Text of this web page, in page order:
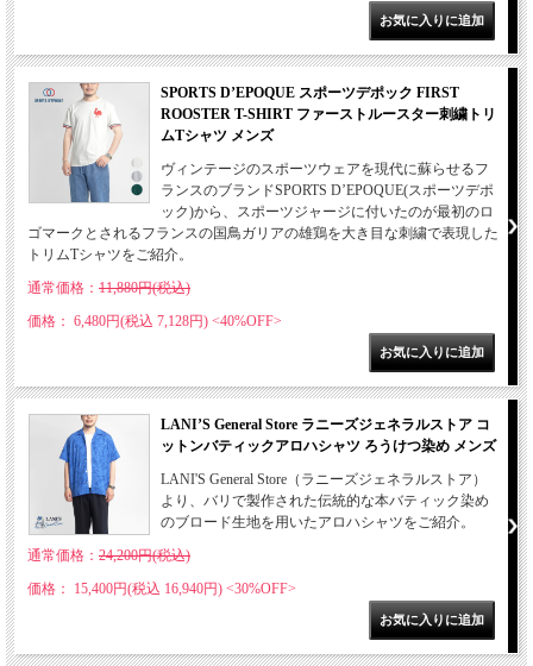
SPORTS D’EPOQUE スポーツデポック FIRST
ROOSTER T-SHIRT ファーストルースター刺繍トリ
ムTシャツ メンズ
ヴィンテージのスポーツウェアを現代に蘇らせるフ
ランスのブランドSPORTS D’EPOQUE(スポーツデポ
ック)から、スポーツジャージに付いたのが最初のロ
ゴマークとされるフランスの国鳥ガリアの雄鶏を大き目な刺繍で表現した
トリムTシャツをご紹介。
通常価格： 11,880円(税込)
価格： 6,480円(税込 7,128円) <40%OFF>
LANI’S General Store ラニーズジェネラルストア コ
ットンバティックアロハシャツ ろうけつ染め メンズ
LANI'S General Store（ラニーズジェネラルストア）
より、バリで製作された伝統的な本バティック染め
のブロード生地を用いたアロハシャツをご紹介。
通常価格： 24,200円(税込)
価格： 15,400円(税込 16,940円) <30%OFF>